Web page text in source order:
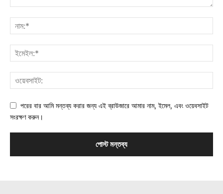
পরের বার আমি মন্তব্য করার জন্য এই ব্রাউজারে আমার নাম, ইমেল, এবং ওয়েবসাইট
সংরক্ষণ করুন।